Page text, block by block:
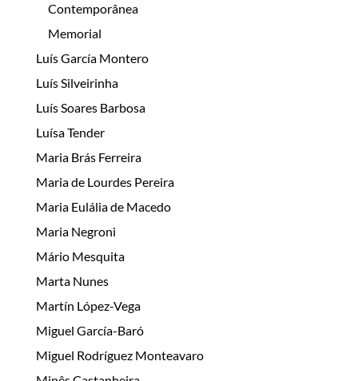
Contemporânea
Memorial
Luís García Montero
Luís Silveirinha
Luís Soares Barbosa
Luísa Tender
Maria Brás Ferreira
Maria de Lourdes Pereira
Maria Eulália de Macedo
Maria Negroni
Mário Mesquita
Marta Nunes
Martín López-Vega
Miguel García-Baró
Miguel Rodríguez Monteavaro